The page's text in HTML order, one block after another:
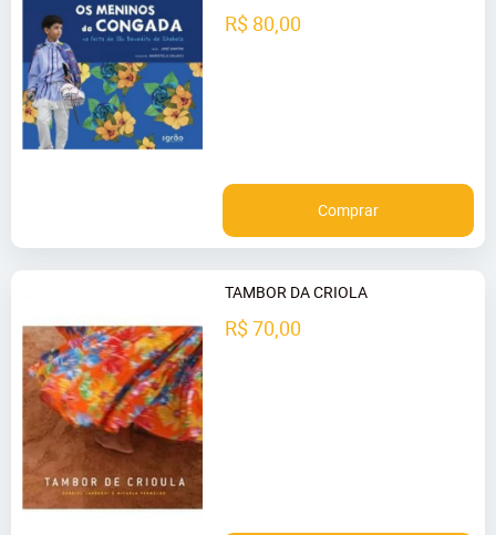
R$ 80,00
Comprar
TAMBOR DA CRIOLA
R$ 70,00